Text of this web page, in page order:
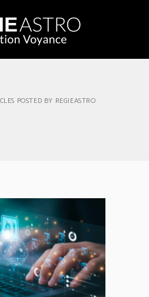
POSTED BY REGIEASTRO